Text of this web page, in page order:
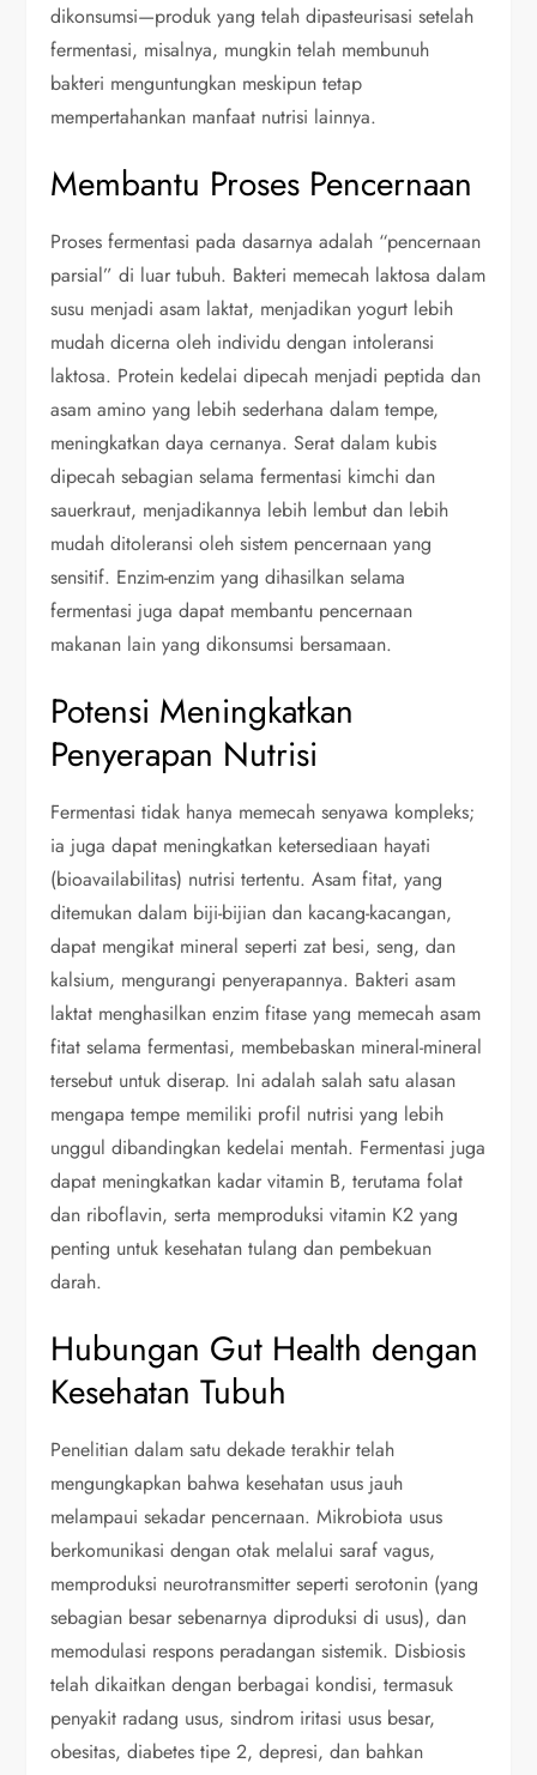
dikonsumsi—produk yang telah dipasteurisasi setelah
fermentasi, misalnya, mungkin telah membunuh
bakteri menguntungkan meskipun tetap
mempertahankan manfaat nutrisi lainnya.
Membantu Proses Pencernaan
Proses fermentasi pada dasarnya adalah “pencernaan
parsial” di luar tubuh. Bakteri memecah laktosa dalam
susu menjadi asam laktat, menjadikan yogurt lebih
mudah dicerna oleh individu dengan intoleransi
laktosa. Protein kedelai dipecah menjadi peptida dan
asam amino yang lebih sederhana dalam tempe,
meningkatkan daya cernanya. Serat dalam kubis
dipecah sebagian selama fermentasi kimchi dan
sauerkraut, menjadikannya lebih lembut dan lebih
mudah ditoleransi oleh sistem pencernaan yang
sensitif. Enzim-enzim yang dihasilkan selama
fermentasi juga dapat membantu pencernaan
makanan lain yang dikonsumsi bersamaan.
Potensi Meningkatkan
Penyerapan Nutrisi
Fermentasi tidak hanya memecah senyawa kompleks;
ia juga dapat meningkatkan ketersediaan hayati
(bioavailabilitas) nutrisi tertentu. Asam fitat, yang
ditemukan dalam biji-bijian dan kacang-kacangan,
dapat mengikat mineral seperti zat besi, seng, dan
kalsium, mengurangi penyerapannya. Bakteri asam
laktat menghasilkan enzim fitase yang memecah asam
fitat selama fermentasi, membebaskan mineral-mineral
tersebut untuk diserap. Ini adalah salah satu alasan
mengapa tempe memiliki profil nutrisi yang lebih
unggul dibandingkan kedelai mentah. Fermentasi juga
dapat meningkatkan kadar vitamin B, terutama folat
dan riboflavin, serta memproduksi vitamin K2 yang
penting untuk kesehatan tulang dan pembekuan
darah.
Hubungan Gut Health dengan
Kesehatan Tubuh
Penelitian dalam satu dekade terakhir telah
mengungkapkan bahwa kesehatan usus jauh
melampaui sekadar pencernaan. Mikrobiota usus
berkomunikasi dengan otak melalui saraf vagus,
memproduksi neurotransmitter seperti serotonin (yang
sebagian besar sebenarnya diproduksi di usus), dan
memodulasi respons peradangan sistemik. Disbiosis
telah dikaitkan dengan berbagai kondisi, termasuk
penyakit radang usus, sindrom iritasi usus besar,
obesitas, diabetes tipe 2, depresi, dan bahkan